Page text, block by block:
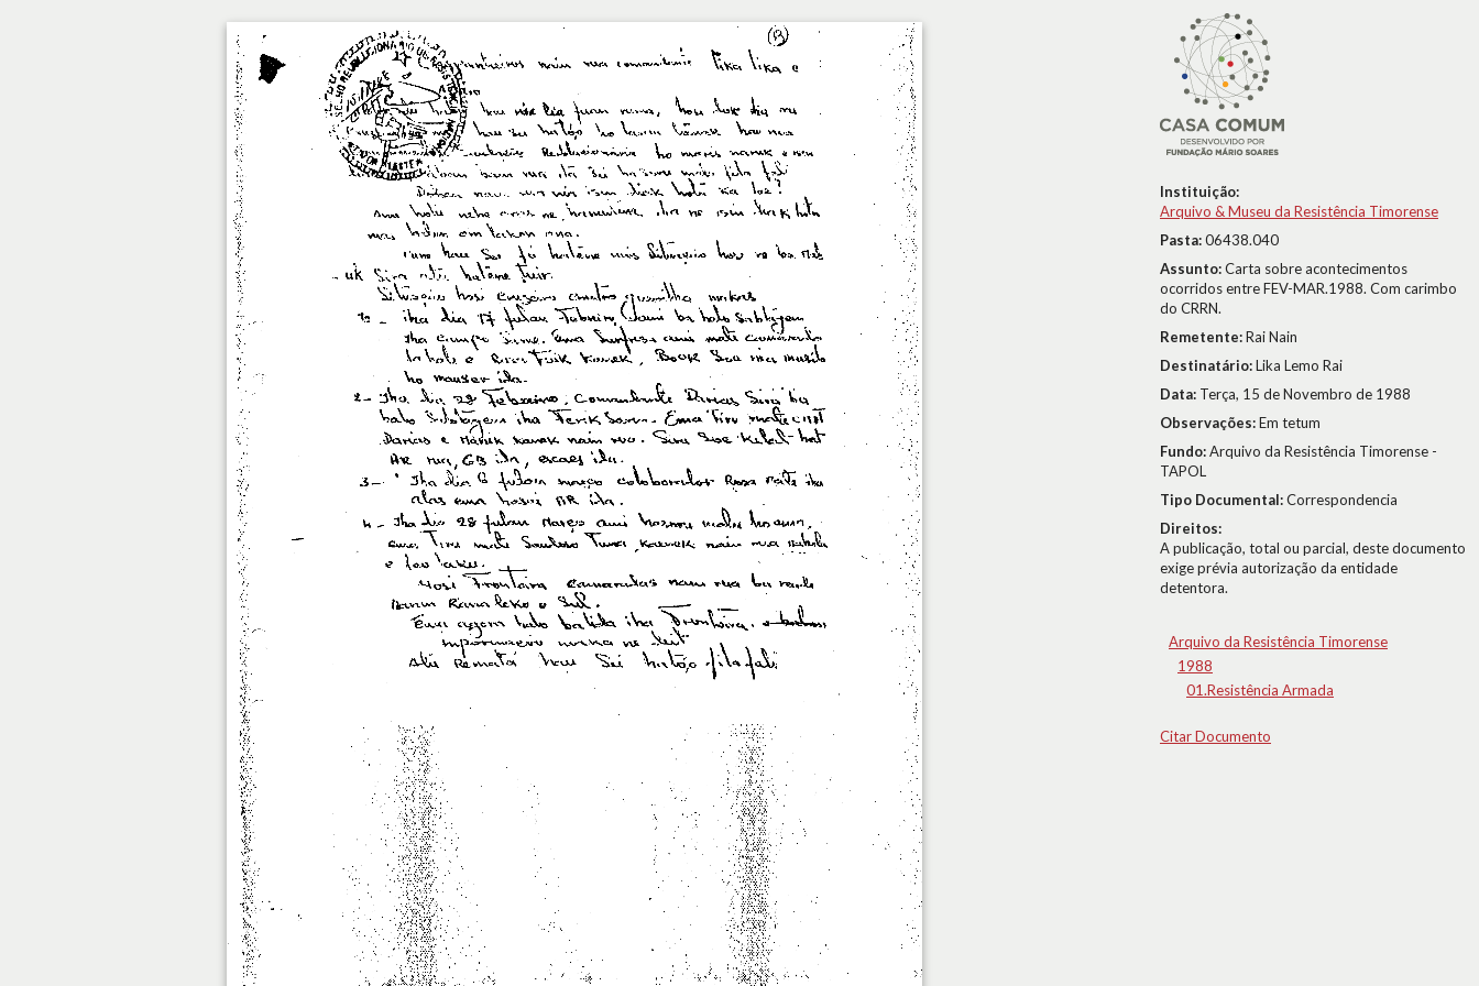
Instituição:
Arquivo & Museu da Resistência Timorense
Pasta:06438.040
Assunto:Carta sobre acontecimentos
ocorridos entre FEV-MAR.1988. Com carimbo
do CRRN.
Remetente:Rai Nain
Destinatário:Lika Lemo Rai
Data: Terça, 15 de Novembro de 1988
Observações:Em tetum
Fundo:Arquivo da Resistência Timorense -
TAPOL
Tipo Documental:Correspondencia
Direitos:
A publicação, total ou parcial, deste documento
exige prévia autorização da entidade
detentora.
Arquivo da Resistência Timorense
1988
01.Resistência Armada
Citar Documento